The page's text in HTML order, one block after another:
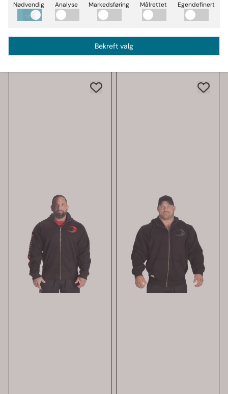
treningsshorts
499,-
På lager
499,-
På lager
Nødvendig Analyse Markedsføring Målrettet Egendefinert
Bekreft valg